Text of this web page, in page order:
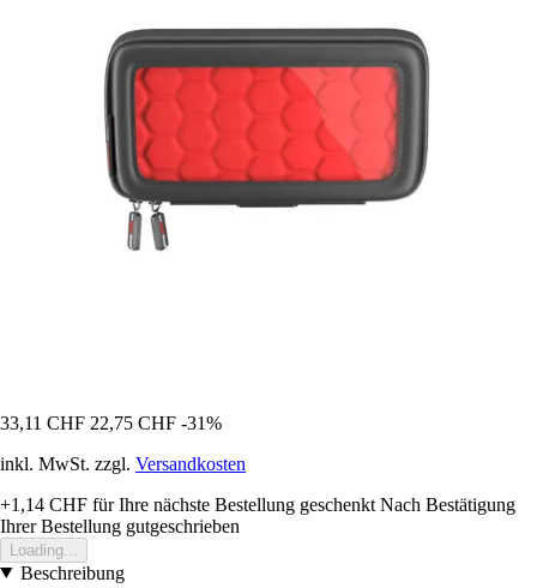
33,11 CHF 22,75 CHF -31%
inkl. MwSt. zzgl. Versandkosten
+1,14 CHF für Ihre nächste Bestellung geschenkt Nach Bestätigung
Ihrer Bestellung gutgeschrieben
Loading...
Beschreibung